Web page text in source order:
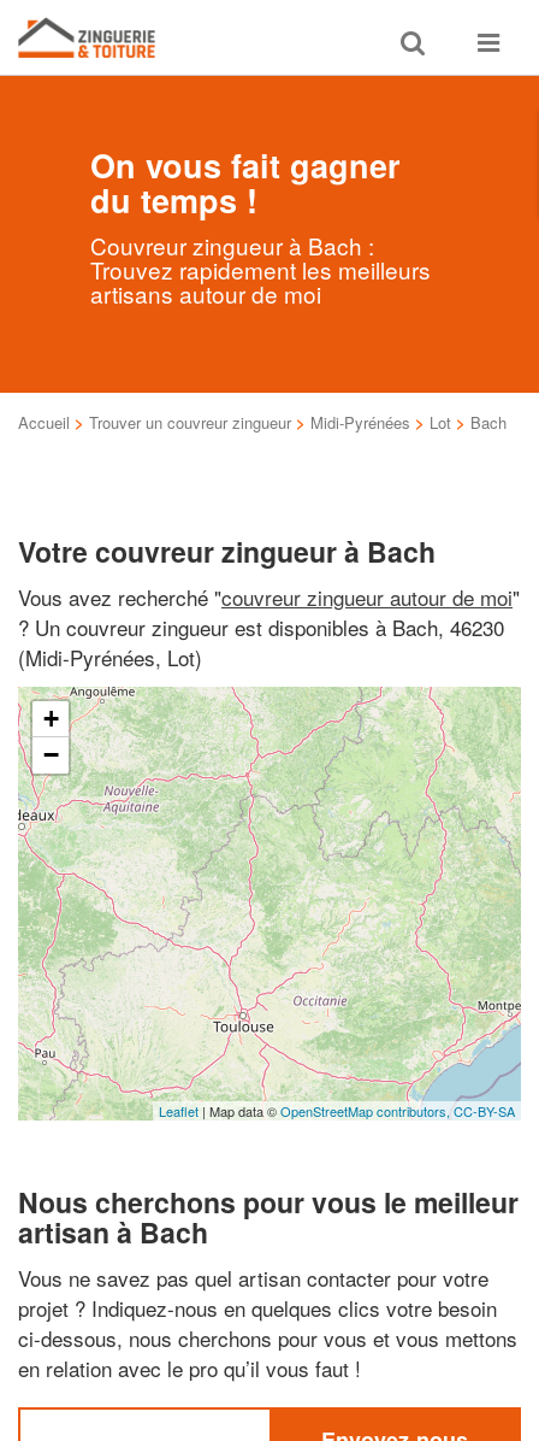
Toggle
search
Toggle
On vous fait gagner
du temps !
Couvreur zingueur à Bach :
Trouvez rapidement les meilleurs
artisans autour de moi
Accueil > Trouver un couvreur zingueur > Midi-Pyrénées > Lot > Bach
Votre couvreur zingueur à Bach
Vous avez recherché "couvreur zingueur autour de moi"
? Un couvreur zingueur est disponibles à Bach, 46230
(Midi-Pyrénées, Lot)
+
−
Leaflet | Map data ©OpenStreetMap contributors, CC-BY-SA
Nous cherchons pour vous le meilleur
artisan à Bach
Vous ne savez pas quel artisan contacter pour votre
projet ? Indiquez-nous en quelques clics votre besoin
ci-dessous, nous cherchons pour vous et vous mettons
en relation avec le pro qu’il vous faut !